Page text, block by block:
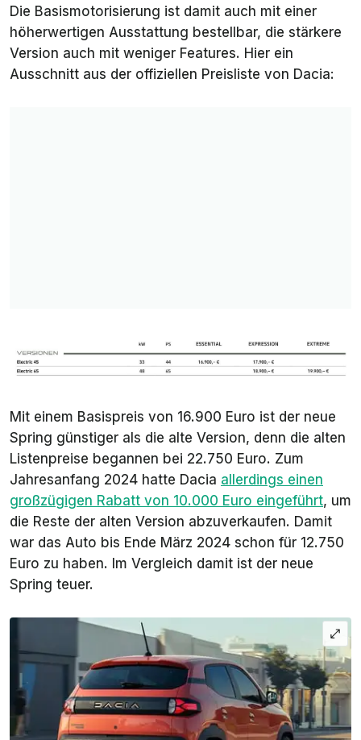
Die Basismotorisierung ist damit auch mit einer
höherwertigen Ausstattung bestellbar, die stärkere
Version auch mit weniger Features. Hier ein
Ausschnitt aus der offiziellen Preisliste von Dacia:
Mit einem Basispreis von 16.900 Euro ist der neue
Spring günstiger als die alte Version, denn die alten
Listenpreise begannen bei 22.750 Euro. Zum
Jahresanfang 2024 hatte Dacia allerdings einen
großzügigen Rabatt von 10.000 Euro eingeführt, um
die Reste der alten Version abzuverkaufen. Damit
war das Auto bis Ende März 2024 schon für 12.750
Euro zu haben. Im Vergleich damit ist der neue
Spring teuer.